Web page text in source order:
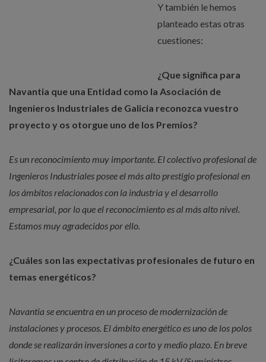
Y también le hemos
planteado estas otras
cuestiones:
¿Que significa para
Navantia que una Entidad como la Asociación de
Ingenieros Industriales de Galicia reconozca vuestro
proyecto y os otorgue uno de los Premios?
Es un reconocimiento muy importante. El colectivo profesional de
Ingenieros Industriales posee el más alto prestigio profesional en
los ámbitos relacionados con la industria y el desarrollo
empresarial, por lo que el reconocimiento es al más alto nivel.
Estamos muy agradecidos por ello.
¿Cuáles son las expectativas profesionales de futuro en
temas energéticos?
Navantia se encuentra en un proceso de modernización de
instalaciones y procesos. El ámbito energético es uno de los polos
donde se realizarán inversiones a corto y medio plazo. En breve